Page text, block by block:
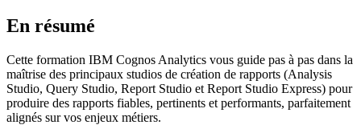
En résumé
Cette formation IBM Cognos Analytics vous guide pas à pas dans la
maîtrise des principaux studios de création de rapports (Analysis
Studio, Query Studio, Report Studio et Report Studio Express) pour
produire des rapports fiables, pertinents et performants, parfaitement
alignés sur vos enjeux métiers.